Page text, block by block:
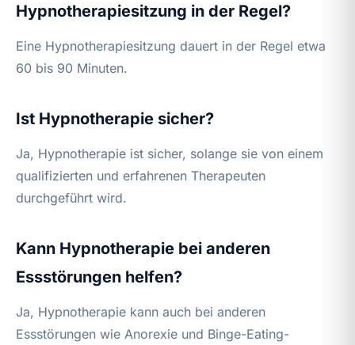
Hypnotherapiesitzung in der Regel?
Eine Hypnotherapiesitzung dauert in der Regel etwa
60 bis 90 Minuten.
Ist Hypnotherapie sicher?
Ja, Hypnotherapie ist sicher, solange sie von einem
qualifizierten und erfahrenen Therapeuten
durchgeführt wird.
Kann Hypnotherapie bei anderen
Essstörungen helfen?
Ja, Hypnotherapie kann auch bei anderen
Essstörungen wie Anorexie und Binge-Eating-